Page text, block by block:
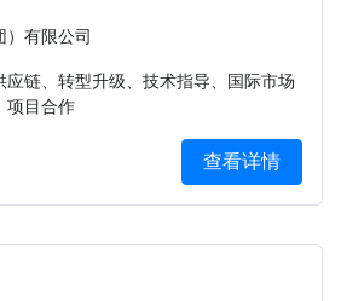
）有限公司
应链、转型升级、技术指导、国际市场
项目合作
查看详情